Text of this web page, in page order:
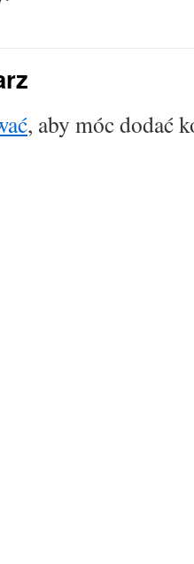
, aby móc dodać